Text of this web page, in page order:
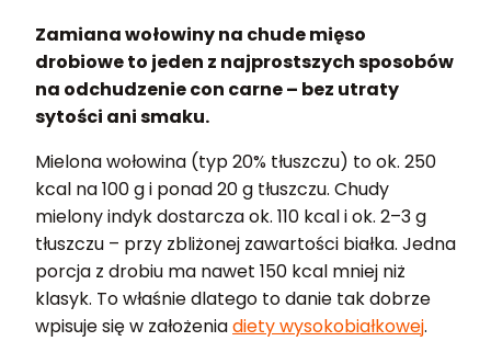
Zamiana wołowiny na chude mięso
drobiowe to jeden z najprostszych sposobów
na odchudzenie con carne – bez utraty
sytości ani smaku.
Mielona wołowina (typ 20% tłuszczu) to ok. 250
kcal na 100 g i ponad 20 g tłuszczu. Chudy
mielony indyk dostarcza ok. 110 kcal i ok. 2–3 g
tłuszczu – przy zbliżonej zawartości białka. Jedna
porcja z drobiu ma nawet 150 kcal mniej niż
klasyk. To właśnie dlatego to danie tak dobrze
wpisuje się w założeniadiety wysokobiałkowej.